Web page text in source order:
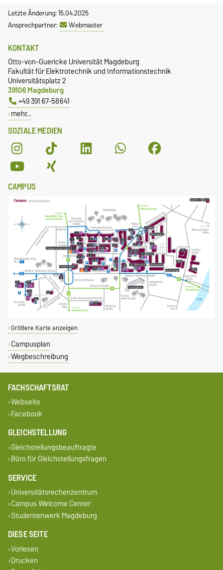
Letzte Änderung: 15.04.2025
Ansprechpartner:
Webmaster
SOZIALE MEDIEN
KONTAKT
Otto-von-Guericke Universität Magdeburg
Fakultät für Elektrotechnik und Informationstechnik
Universitätsplatz 2
39106 Magdeburg
+49 391 67-58641
mehr…
CAMPUS
Größere Karte anzeigen
Campusplan
Wegbeschreibung
FACHSCHAFTSRAT
Webseite
Facebook
GLEICHSTELLUNG
Gleichstellungsbeauftragte
Büro für Gleichstellungsfragen
SERVICE
Universitätsrechenzentrum
Campus Welcome Center
Studentenwerk Magdeburg
DIESE SEITE
Vorlesen
Drucken